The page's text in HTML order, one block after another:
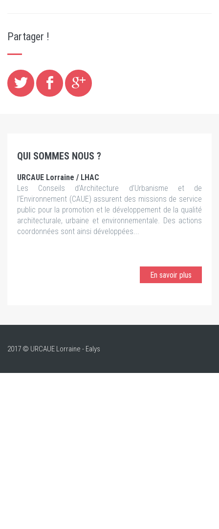
Partager !
QUI SOMMES NOUS ?
URCAUE Lorraine / LHAC
Les Conseils d’Architecture d’Urbanisme et de
l’Environnement (CAUE) assurent des missions de service
public pour la promotion et le développement de la qualité
architecturale, urbaine et environnementale. Des actions
coordonnées sont ainsi développées...
En savoir plus
2017 © URCAUE Lorraine - Ealys